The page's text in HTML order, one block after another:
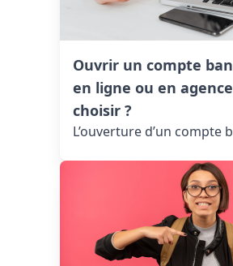
Ouvrir un compte
en ligne ou en
choisir ?
L’ouverture d’un compte